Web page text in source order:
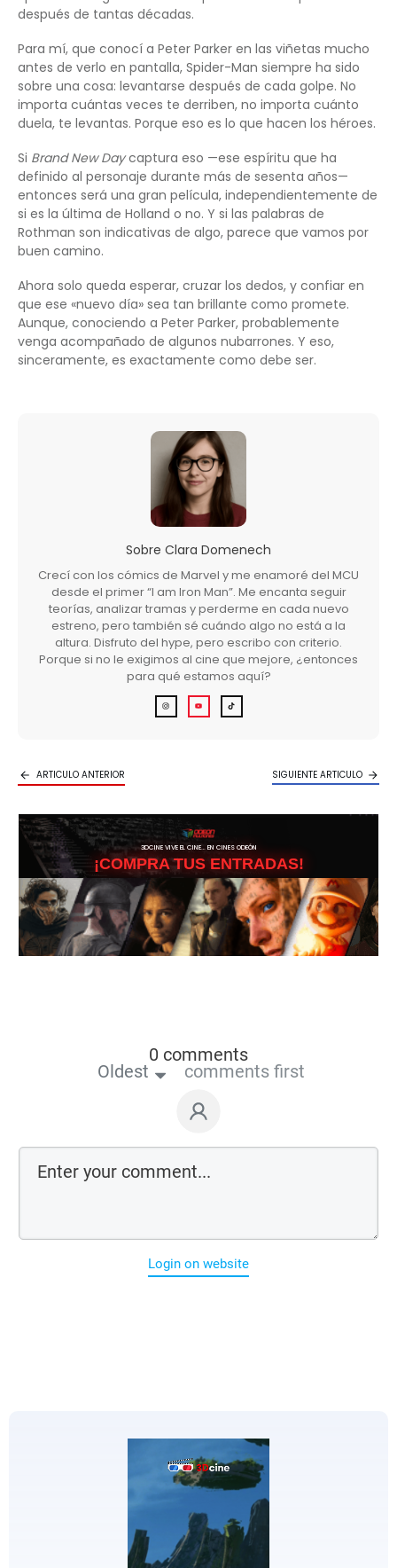
después de tantas décadas.
Para mí, que conocí a Peter Parker en las viñetas mucho
antes de verlo en pantalla, Spider-Man siempre ha sido
sobre una cosa: levantarse después de cada golpe. No
importa cuántas veces te derriben, no importa cuánto
duela, te levantas. Porque eso es lo que hacen los héroes.
Si Brand New Daycaptura eso —ese espíritu que ha
definido al personaje durante más de sesenta años—
entonces será una gran película, independientemente de
si es la última de Holland o no. Y si las palabras de
Rothman son indicativas de algo, parece que vamos por
buen camino.
Ahora solo queda esperar, cruzar los dedos, y confiar en
que ese «nuevo día» sea tan brillante como promete.
Aunque, conociendo a Peter Parker, probablemente
venga acompañado de algunos nubarrones. Y eso,
sinceramente, es exactamente como debe ser.
Sobre Clara Domenech
Crecí con los cómics de Marvel y me enamoré del MCU
desde el primer “I am Iron Man”. Me encanta seguir
teorías, analizar tramas y perderme en cada nuevo
estreno, pero también sé cuándo algo no está a la
altura. Disfruto del hype, pero escribo con criterio.
Porque si no le exigimos al cine que mejore, ¿entonces
para qué estamos aquí?
ARTICULO ANTERIOR SIGUIENTE ARTICULO
3DCINE VIVE EL CINE… EN CINES ODEÓN
¡COMPRA TUS ENTRADAS!
0 comments
Oldest comments first
Login on website